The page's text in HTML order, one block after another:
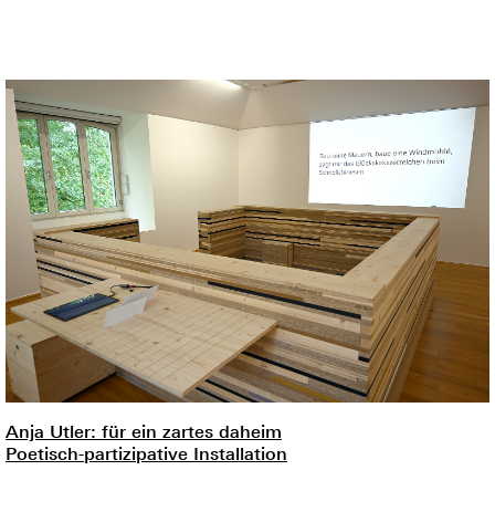
Anja Utler: für ein zartes daheim
Poetisch-partizipative Installation